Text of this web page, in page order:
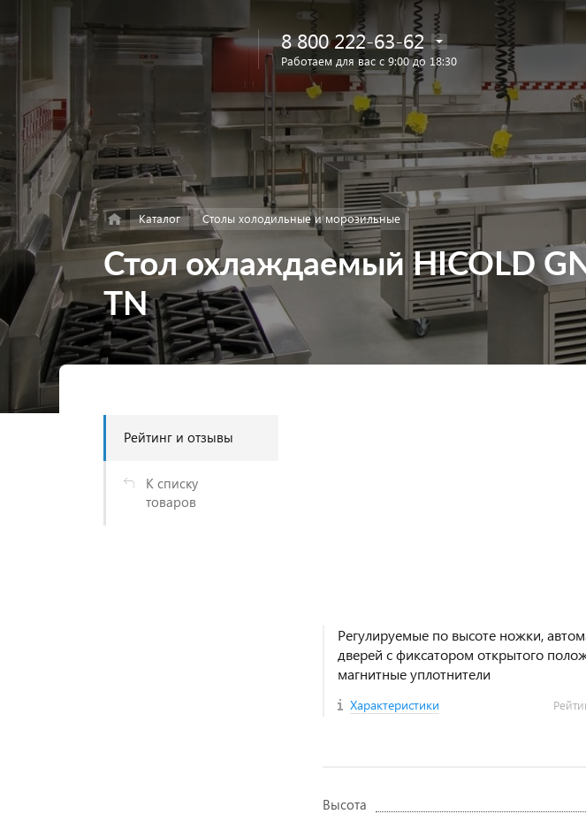
8 800 222-63-62
Работаем для вас с 9:00 до 18:30
Каталог Столы холодильные и морозильные
Стол охлаждаемый HICOLD
TN
Рейтинг и отзывы
К списку
товаров
Регулируемые по высоте ножки,
дверей с фиксатором открытого
магнитные уплотнители
Характеристики
Высота